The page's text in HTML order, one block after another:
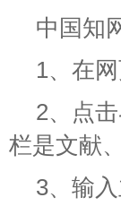
中国知
1、在
2、点
栏是文献
3、输